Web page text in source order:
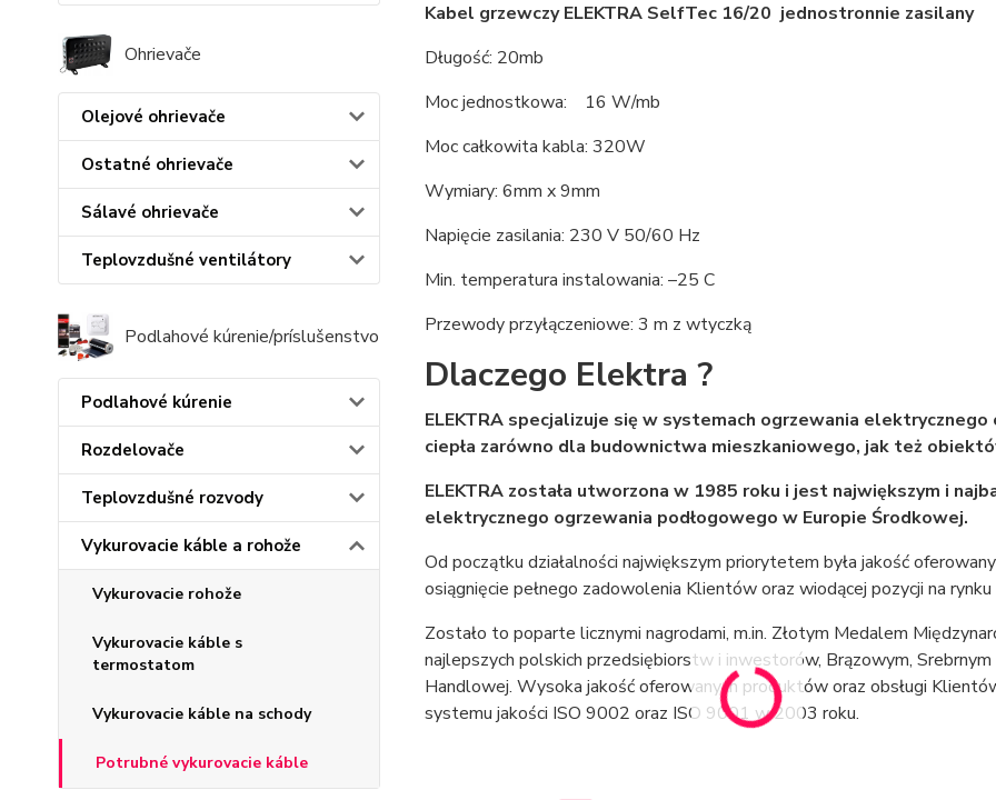
Ohrievače
Olejové ohrievače
Ostatné ohrievače
Sálavé ohrievače
Teplovzdušné ventilátory
Podlahové kúrenie/príslušenstvo
Podlahové kúrenie
Rozdelovače
Teplovzdušné rozvody
Vykurovacie káble a rohože
Vykurovacie rohože
Vykurovacie káble s
termostatom
Vykurovacie káble na schody
Potrubné vykurovacie káble
Kabel grzewczy ELEKTRA SelfTec 16/20 jednostronnie zasilany
Długość: 20mb
Moc jednostkowa: 16 W/mb
Moc całkowita kabla: 320W
Wymiary: 6mm x 9mm
Napięcie zasilania: 230 V 50/60 Hz
Min. temperatura instalowania: –25 C
Przewody przyłączeniowe: 3 m z wtyczką
Dlaczego Elektra ?
ELEKTRA specjalizuje się w systemach ogrzewania
ciepła zarówno dla budownictwa mieszkaniowego, jak też
ELEKTRA została utworzona w 1985 roku i jest największym i
elektrycznego ogrzewania podłogowego w Europie Środkowej.
Od początku działalności największym priorytetem była jakość
osiągnięcie pełnego zadowolenia Klientów oraz wiodącej pozycji na
Zostało to poparte licznymi nagrodami, m.in. Złotym Medalem
najlepszych polskich przedsiębiorstw i inwestorów, Brązowym,
Handlowej. Wysoka jakość oferowanych produktów oraz obsługi
systemu jakości ISO 9002 oraz ISO 9001 w 2003 roku.